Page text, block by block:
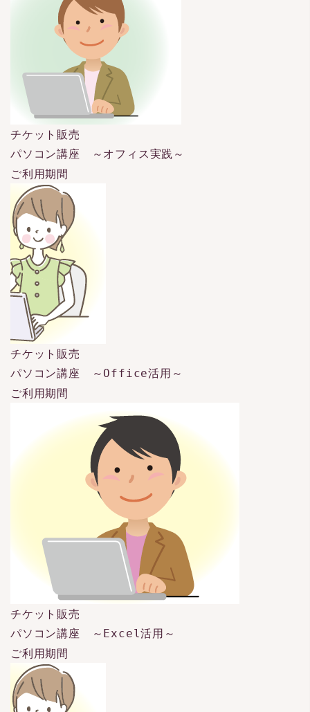
チケット販売
パソコン講座 ～オフィス実践～
ご利用期間
チケット販売
パソコン講座 ～Office活用～
ご利用期間
チケット販売
パソコン講座 ～Excel活用～
ご利用期間